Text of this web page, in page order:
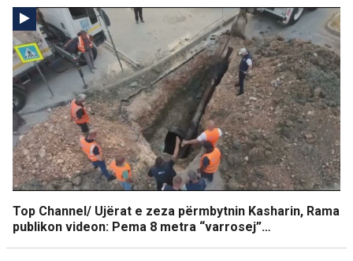
Top Channel/ Ujërat e zeza përmbytnin Kasharin, Rama
publikon videon: Pema 8 metra “varrosej”…